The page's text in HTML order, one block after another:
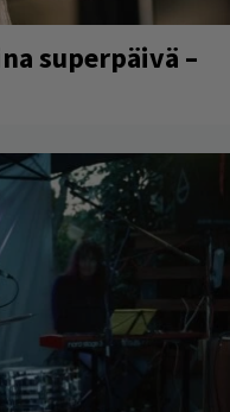
superpäivä –